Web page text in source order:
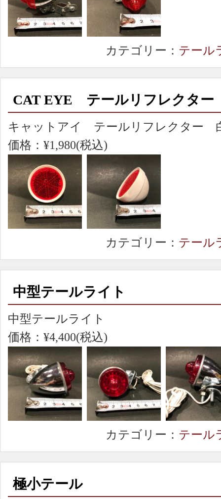
カテゴリー： テール
CAT EYE テールリフレクター
キャットアイ テールリフレクター
価格：¥1,980(税込)
カテゴリー： テール
中型テールライト
中型テールライト
価格：¥4,400(税込)
カテゴリー： テール
極小テール